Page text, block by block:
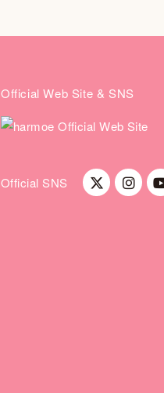
Official Web Site & SNS
Official SNS